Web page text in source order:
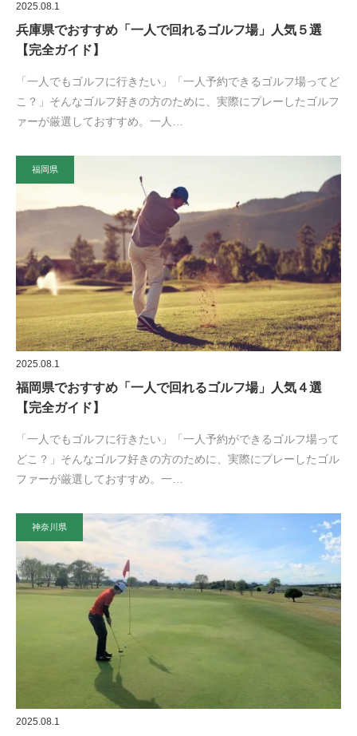
2025.08.1
兵庫県でおすすめ「一人で回れるゴルフ場」人気５選
【完全ガイド】
「一人でもゴルフに行きたい」「一人予約できるゴルフ場ってど
こ？」そんなゴルフ好きの方のために、実際にプレーしたゴルフ
ァーが厳選しておすすめ。一人…
福岡県
2025.08.1
福岡県でおすすめ「一人で回れるゴルフ場」人気４選
【完全ガイド】
「一人でもゴルフに行きたい」「一人予約ができるゴルフ場って
どこ？」そんなゴルフ好きの方のために、実際にプレーしたゴル
ファーが厳選しておすすめ。一…
神奈川県
2025.08.1